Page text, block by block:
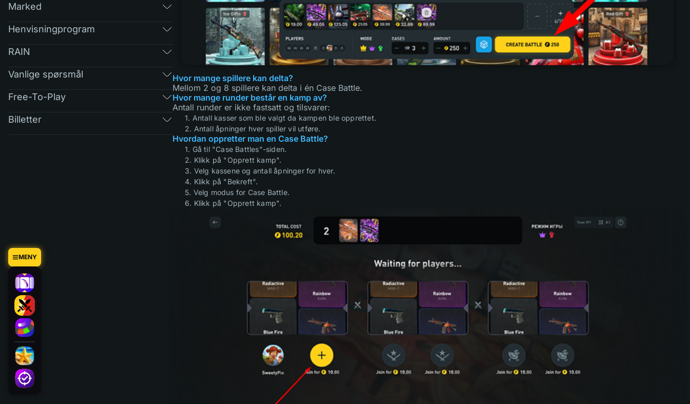
MENY
Marked
Henvisningprogram
RAIN
Vanlige spørsmål
Free-To-Play
Billetter
Hvor mange spillere kan delta?
Mellom 2 og 8 spillere kan delta i én Case Battle.
Hvor mange runder består en kamp av?
Antall runder er ikke fastsatt og tilsvarer:
1. Antall kasser som ble valgt da kampen ble opprettet.
2. Antall åpninger hver spiller vil utføre.
Hvordan oppretter man en Case Battle?
1. Gå til "Case Battles"-siden.
2. Klikk på "Opprett kamp".
3. Velg kassene og antall åpninger for hver.
4. Klikk på "Bekreft".
5. Velg modus for Case Battle.
6. Klikk på "Opprett kamp".